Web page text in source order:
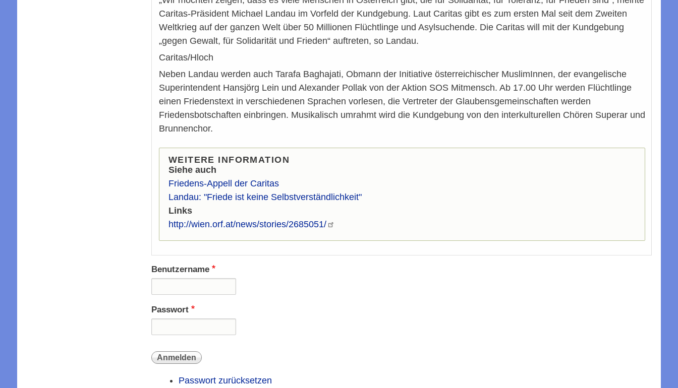
Caritas-Präsident Michael Landau im Vorfeld der Kundgebung. Laut Caritas gibt es zum ersten Mal seit dem Zweiten
Weltkrieg auf der ganzen Welt über 50 Millionen Flüchtlinge und Asylsuchende. Die Caritas will mit der Kundgebung
„gegen Gewalt, für Solidarität und Frieden“ auftreten, so Landau.
Caritas/Hloch
Neben Landau werden auch Tarafa Baghajati, Obmann der Initiative österreichischer MuslimInnen, der evangelische
Superintendent Hansjörg Lein und Alexander Pollak von der Aktion SOS Mitmensch. Ab 17.00 Uhr werden Flüchtlinge
einen Friedenstext in verschiedenen Sprachen vorlesen, die Vertreter der Glaubensgemeinschaften werden
Friedensbotschaften einbringen. Musikalisch umrahmt wird die Kundgebung von den interkulturellen Chören Superar und
Brunnenchor.
WEITERE INFORMATION
Siehe auch
Friedens-Appell der Caritas
Landau: "Friede ist keine Selbstverständlichkeit"
Links
http://wien.orf.at/news/stories/2685051/
Benutzername
Passwort
Passwort zurücksetzen